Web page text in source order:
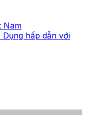
Nam
hấp dẫn với